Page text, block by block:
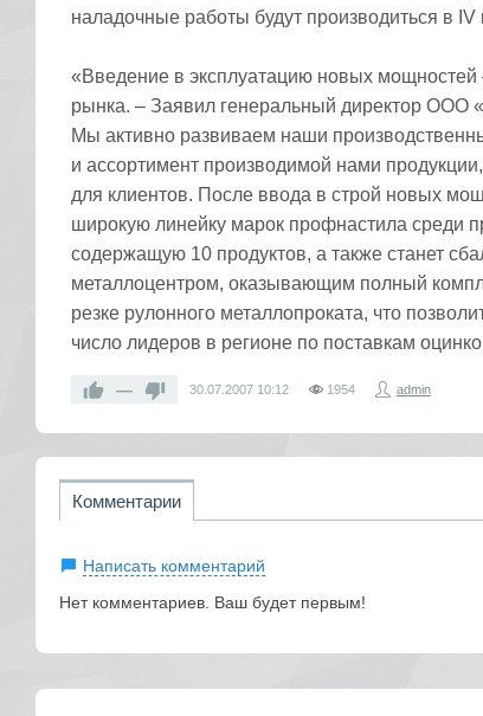
наладочные работы будут производиться в IV
«Введение в эксплуатацию новых мощностей
рынка. – Заявил генеральный директор ООО
Мы активно развиваем наши
и ассортимент производимой нами
для клиентов. После ввода в строй новых
широкую линейку марок профнастила среди
содержащую 10 продуктов, а также станет
металлоцентром, оказывающим полный
резке рулонного металлопроката, что
число лидеров в регионе по поставкам
— 30.07.2007 10:12 1954 admin
Комментарии
Написать комментарий
Нет комментариев. Ваш будет первым!